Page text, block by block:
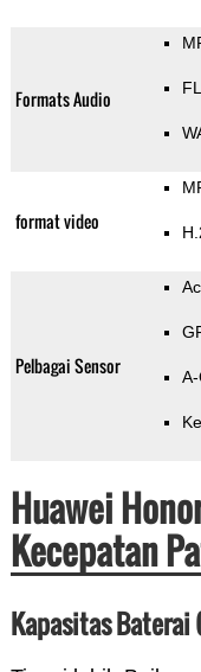
Formats Audio
format video
Pelbagai Sensor
Huawei
Kecepatan
Kapasitas Baterai